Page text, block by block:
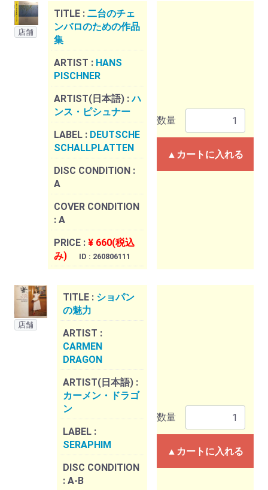
店舗
TITLE : 二台のチェ
ンバロのための作品
集
ARTIST : HANS
PISCHNER
ARTIST(日本語) :ハ
ンス・ピシュナー
LABEL : DEUTSCHE
SCHALLPLATTEN
DISC CONDITION :
A
COVER CONDITION
: A
PRICE : ¥ 660(税込
み)
ID : 260806111
数量
▲カートに入れる
店舗
TITLE : ショパン
の魅力
ARTIST :
CARMEN
DRAGON
ARTIST(日本語) :
カーメン・ドラゴ
ン
LABEL :
SERAPHIM
DISC CONDITION
: A-B
数量
▲カートに入れる